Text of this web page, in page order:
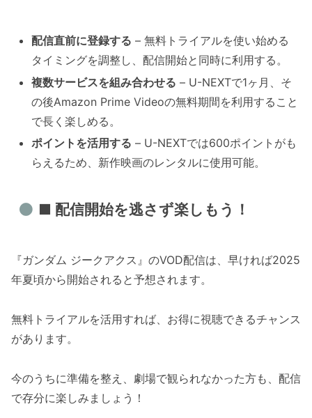
配信直前に登録する – 無料トライアルを使い始める
タイミングを調整し、配信開始と同時に利用する。
複数サービスを組み合わせる – U-NEXTで1ヶ月、そ
の後Amazon Prime Videoの無料期間を利用すること
で長く楽しめる。
ポイントを活用する – U-NEXTでは600ポイントがも
らえるため、新作映画のレンタルに使用可能。
■ 配信開始を逃さず楽しもう！
『ガンダム ジークアクス』のVOD配信は、早ければ2025
年夏頃から開始されると予想されます。
無料トライアルを活用すれば、お得に視聴できるチャンス
があります。
今のうちに準備を整え、劇場で観られなかった方も、配信
で存分に楽しみましょう！